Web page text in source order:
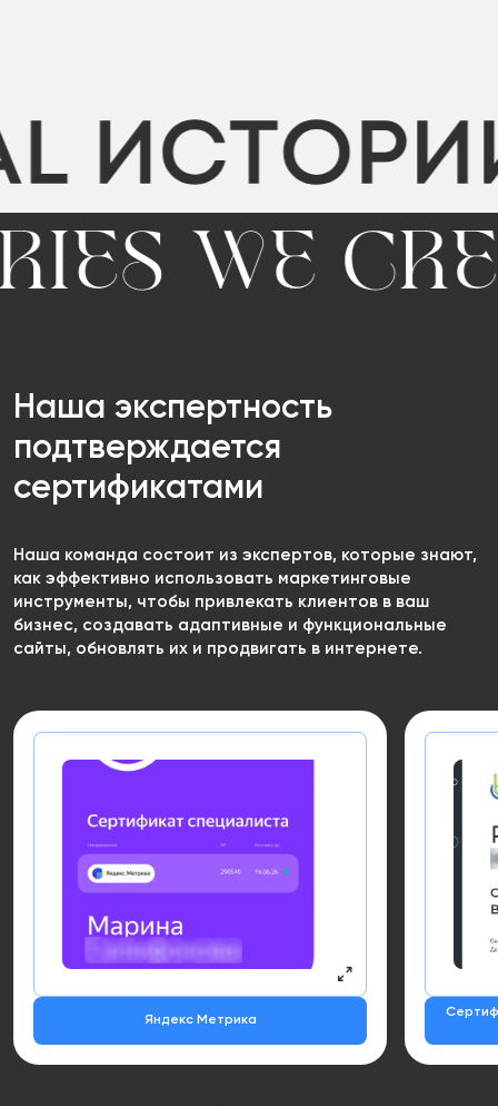
Наша экспертность
подтверждается
сертификатами
Наша команда состоит из экспертов, которые знают,
как эффективно использовать маркетинговые
инструменты, чтобы привлекать клиентов в ваш
бизнес, создавать адаптивные и функциональные
сайты, обновлять их и продвигать в интернете.
Яндекс Метрика